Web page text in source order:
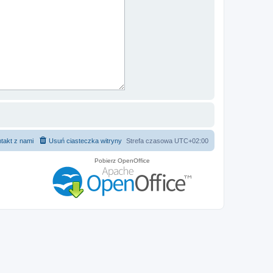
Strefa czasowa UTC+02:00
Usuń ciasteczka witryny
z nami
Pobierz OpenOffice